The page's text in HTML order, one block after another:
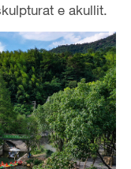
e akullit.